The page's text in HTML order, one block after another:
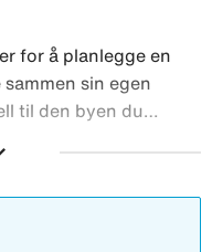
for å planlegge en
sin egen
til den byen du